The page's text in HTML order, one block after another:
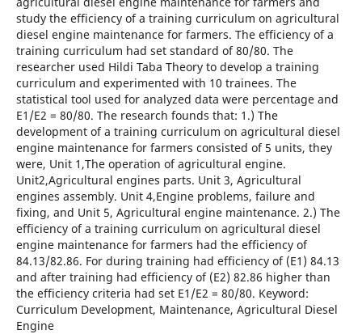
study the efficiency of a training curriculum on agricultural
diesel engine maintenance for farmers. The efficiency of a
training curriculum had set standard of 80/80. The
researcher used Hildi Taba Theory to develop a training
curriculum and experimented with 10 trainees. The
statistical tool used for analyzed data were percentage and
E1/E2 = 80/80. The research founds that: 1.) The
development of a training curriculum on agricultural diesel
engine maintenance for farmers consisted of 5 units, they
were, Unit 1,The operation of agricultural engine.
Unit2,Agricultural engines parts. Unit 3, Agricultural
engines assembly. Unit 4,Engine problems, failure and
fixing, and Unit 5, Agricultural engine maintenance. 2.) The
efficiency of a training curriculum on agricultural diesel
engine maintenance for farmers had the efficiency of
84.13/82.86. For during training had efficiency of (E1) 84.13
and after training had efficiency of (E2) 82.86 higher than
the efficiency criteria had set E1/E2 = 80/80. Keyword:
Curriculum Development, Maintenance, Agricultural Diesel
Engine